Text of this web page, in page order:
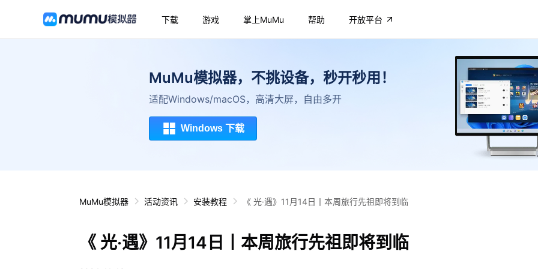
下载 游戏 掌上MuMu 帮助 开放平台
MuMu模拟器，不挑设备，秒开秒用！
适配Windows/macOS，高清大屏，自由多开
Windows 下载
MuMu模拟器 活动资讯 安装教程 《 光·遇》11月14日丨本周旅行先祖即将到临
《 光·遇》11月14日丨本周旅行先祖即将到临